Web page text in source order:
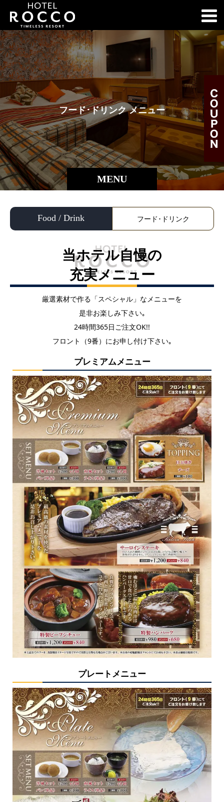
MENU
フード･ドリ ンク メニュー
Food / Drink フード･ドリンク
当ホテル自慢の
充実メニュー
厳選素材で作る「スペシャル」なメニューを
是非お楽しみ下さい｡
24時間365日ご注文OK!!
フロント（9番）にお申し付け下さい｡
プレミアムメニュー
プレートメニュー